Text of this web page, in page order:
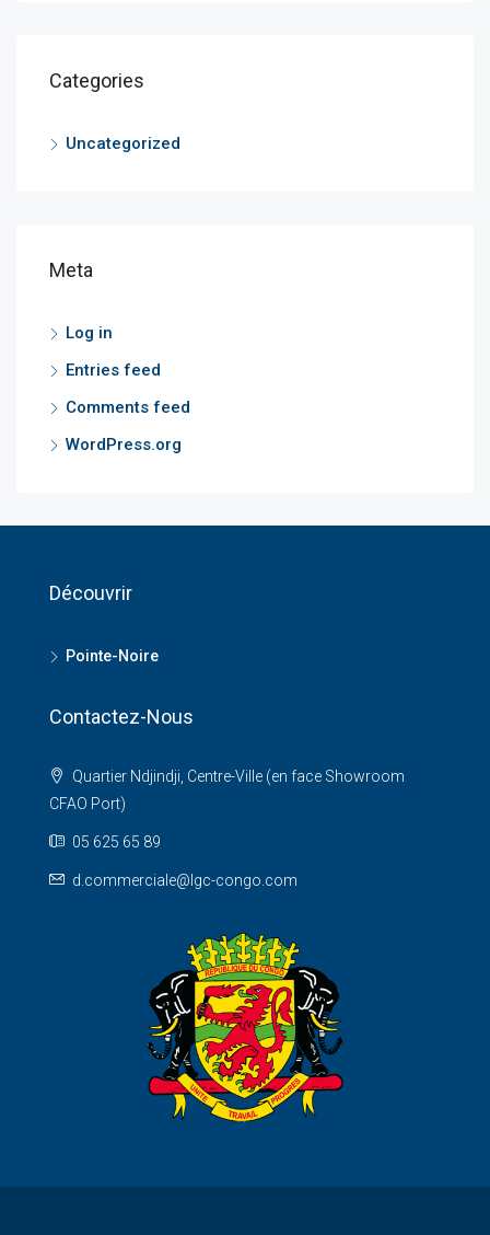
Categories
Uncategorized
Meta
Log in
Entries feed
Comments feed
WordPress.org
Découvrir
Pointe-Noire
Contactez-Nous
Quartier Ndjindji, Centre-Ville (en face Showroom
CFAO Port)
05 625 65 89
d.commerciale@lgc-congo.com